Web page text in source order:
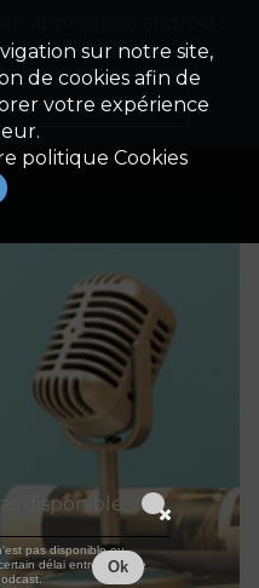
sur notre site,
de cookies afin de
votre expérience
politique Cookies
pour l'installer.
l'application
disponible
pas disponible ou
délai entre la fin de
Ok